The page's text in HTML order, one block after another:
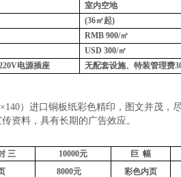
室内空地
(36㎡起)
RMB 900/㎡
USD 300/㎡
电源插座 无配套设施、特装管理费
×140）进口铜板纸彩色精印，图文并茂，
资料，具有长期的广告效应。
三 10000元 巨 幅
8000元 彩色内页